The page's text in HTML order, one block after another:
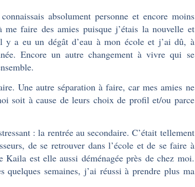
absolument personne et encore moins
faire des amies puisque j’étais la nouvelle et
y a eu un dégât d’eau à mon école et j’ai dû, à
Encore un autre changement à vivre qui se
ensemble.
Une autre séparation à faire, car mes amies ne
soit à cause de leurs choix de profil et/ou parce
: la rentrée au secondaire. C’était tellement
de se retrouver dans l’école et de se faire à
est elle aussi déménagée près de chez moi.
semaines, j’ai réussi à prendre plus ma